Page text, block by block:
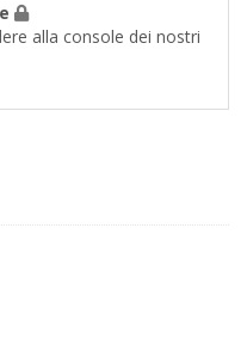
alla console dei nostri